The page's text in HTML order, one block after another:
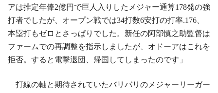
アは推定年俸2億円で巨人入りしたメジャー通算178発の強
打者でしたが、オープン戦では34打数6安打の打率.176、
本塁打もゼロとさっぱりでした。新任の阿部慎之助監督は
ファームでの再調整を指示しましたが、オドーアはこれを
拒否。すると電撃退団、帰国してしまったのです」
打線の軸と期待されていたバリバリのメジャーリーガー